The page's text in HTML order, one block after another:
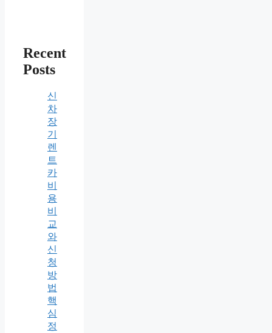
Recent
Posts
신
차
장
기
렌
트
카
비
용
비
교
와
신
청
방
법
핵
심
정